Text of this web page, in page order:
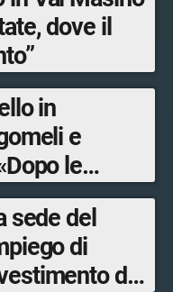
dove il
in
e
le
un terzo delle
sarà
2026»
sede del
di
da